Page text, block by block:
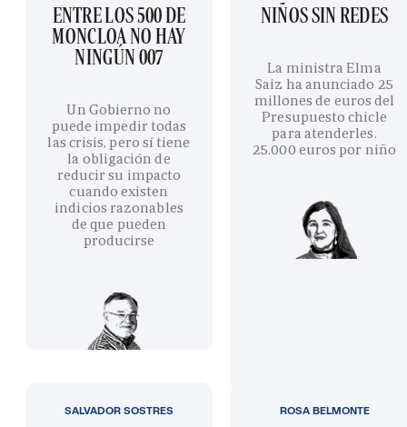
ENTRE LOS 500 DE
MONCLOA NO HAY
NINGÚN 007
Un Gobierno no
puede impedir todas
las crisis, pero sí tiene
la obligación de
reducir su impacto
cuando existen
indicios razonables
de que pueden
producirse
NIÑOS SIN REDES
La ministra Elma
Saiz ha anunciado 25
millones de euros del
Presupuesto chicle
para atenderles.
25.000 euros por niño
SALVADOR SOSTRES ROSA BELMONTE